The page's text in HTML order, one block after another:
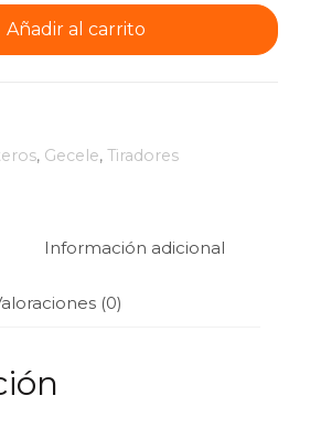
Añadir al carrito
, Gecele, Tiradores
Información adicional
(0)